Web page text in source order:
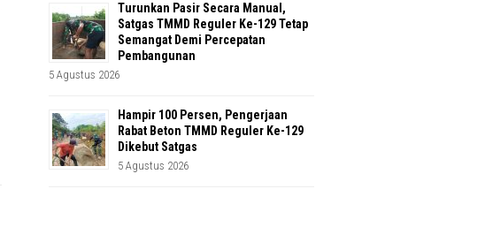
Turunkan Pasir Secara Manual,
Satgas TMMD Reguler Ke-129 Tetap
Semangat Demi Percepatan
Pembangunan
5 Agustus 2026
Hampir 100 Persen, Pengerjaan
Rabat Beton TMMD Reguler Ke-129
Dikebut Satgas
5 Agustus 2026